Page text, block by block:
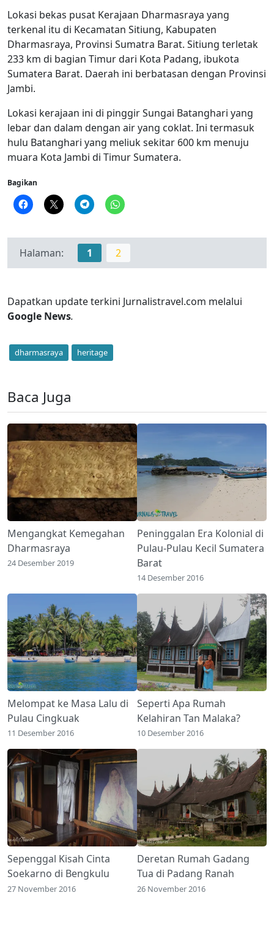
Lokasi bekas pusat Kerajaan Dharmasraya yang
terkenal itu di Kecamatan Sitiung, Kabupaten
Dharmasraya, Provinsi Sumatra Barat. Sitiung terletak
233 km di bagian Timur dari Kota Padang, ibukota
Sumatera Barat. Daerah ini berbatasan dengan Provinsi
Jambi.
Lokasi kerajaan ini di pinggir Sungai Batanghari yang
lebar dan dalam dengan air yang coklat. Ini termasuk
hulu Batanghari yang meliuk sekitar 600 km menuju
muara Kota Jambi di Timur Sumatera.
Bagikan
Halaman: 1 2
Dapatkan update terkini Jurnalistravel.com melalui
Google News.
dharmasraya heritage
Baca Juga
Mengangkat Kemegahan
Dharmasraya
24 Desember 2019
Peninggalan Era Kolonial di
Pulau-Pulau Kecil Sumatera
Barat
14 Desember 2016
Melompat ke Masa Lalu di
Pulau Cingkuak
11 Desember 2016
Seperti Apa Rumah
Kelahiran Tan Malaka?
10 Desember 2016
Sepenggal Kisah Cinta
Soekarno di Bengkulu
27 November 2016
Deretan Rumah Gadang
Tua di Padang Ranah
26 November 2016